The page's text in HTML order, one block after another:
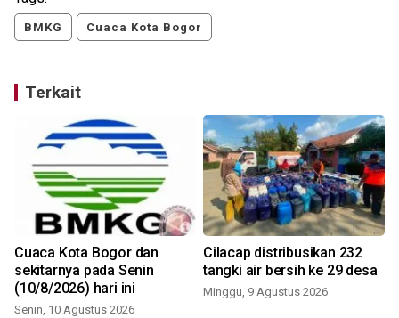
BMKG Cuaca Kota Bogor
Terkait
Cuaca Kota Bogor dan
sekitarnya pada Senin
(10/8/2026) hari ini
Senin, 10 Agustus 2026
Cilacap distribusikan 232
tangki air bersih ke 29 desa
Minggu, 9 Agustus 2026